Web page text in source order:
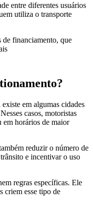
entre diferentes usuários
utiliza o transporte
de financiamento, que
em algumas cidades
casos, motoristas
em horários de maior
reduzir o número de
e incentivar o uso
regras específicas. Ele
criem esse tipo de